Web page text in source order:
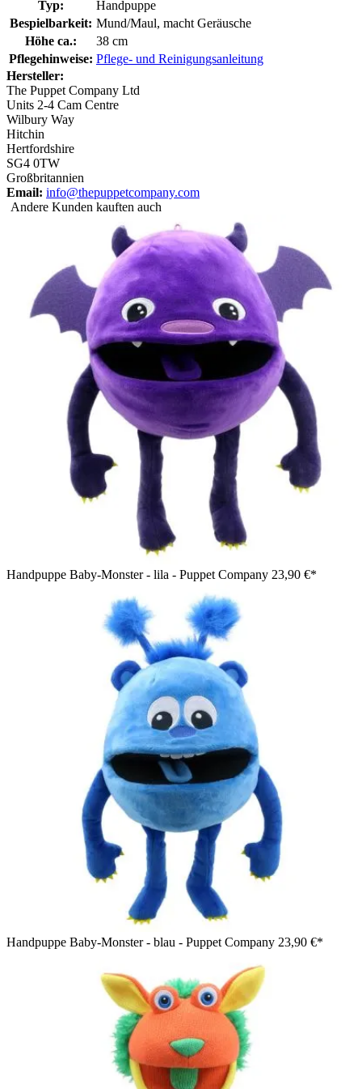
Typ:
Handpuppe
Bespielbarkeit: Mund/Maul, macht Geräusche
Höhe ca.:
38 cm
Pflegehinweise: Pflege- und Reinigungsanleitung
Hersteller:
The Puppet Company Ltd
Units 2-4 Cam Centre
Wilbury Way
Hitchin
Hertfordshire
SG4 0TW
Großbritannien
Email: info@thepuppetcompany.com
Andere Kunden kauften auch
Handpuppe Baby-Monster - lila - Puppet Company 23,90 €*
Handpuppe Baby-Monster - blau - Puppet Company 23,90 €*